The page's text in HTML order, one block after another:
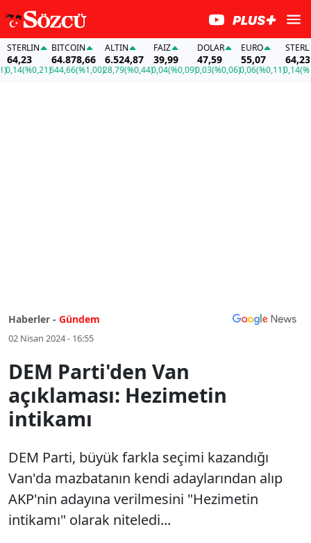
(%0,21)
BITCOIN
64.878,66
644,66(%1,00)
ALTIN
6.524,87
28,79(%0,44)
FAİZ
39,99
0,04(%0,09)
DOLAR
47,59
0,03(%0,06)
EURO
55,07
0,06(%0,11)
STERLIN
64,23
0,14(%0,21)
Haberler - Gündem
02 Nisan 2024 - 16:55
DEM Parti'den Van
açıklaması: Hezimetin
intikamı
DEM Parti, büyük farkla seçimi kazandığı
Van'da mazbatanın kendi adaylarından alıp
AKP'nin adayına verilmesini "Hezimetin
intikamı" olarak niteledi...